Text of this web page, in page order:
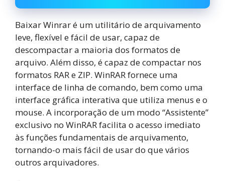
Baixar Winrar é um utilitário de arquivamento
leve, flexível e fácil de usar, capaz de
descompactar a maioria dos formatos de
arquivo. Além disso, é capaz de compactar nos
formatos RAR e ZIP. WinRAR fornece uma
interface de linha de comando, bem como uma
interface gráfica interativa que utiliza menus e o
mouse. A incorporação de um modo “Assistente”
exclusivo no WinRAR facilita o acesso imediato
às funções fundamentais de arquivamento,
tornando-o mais fácil de usar do que vários
outros arquivadores.